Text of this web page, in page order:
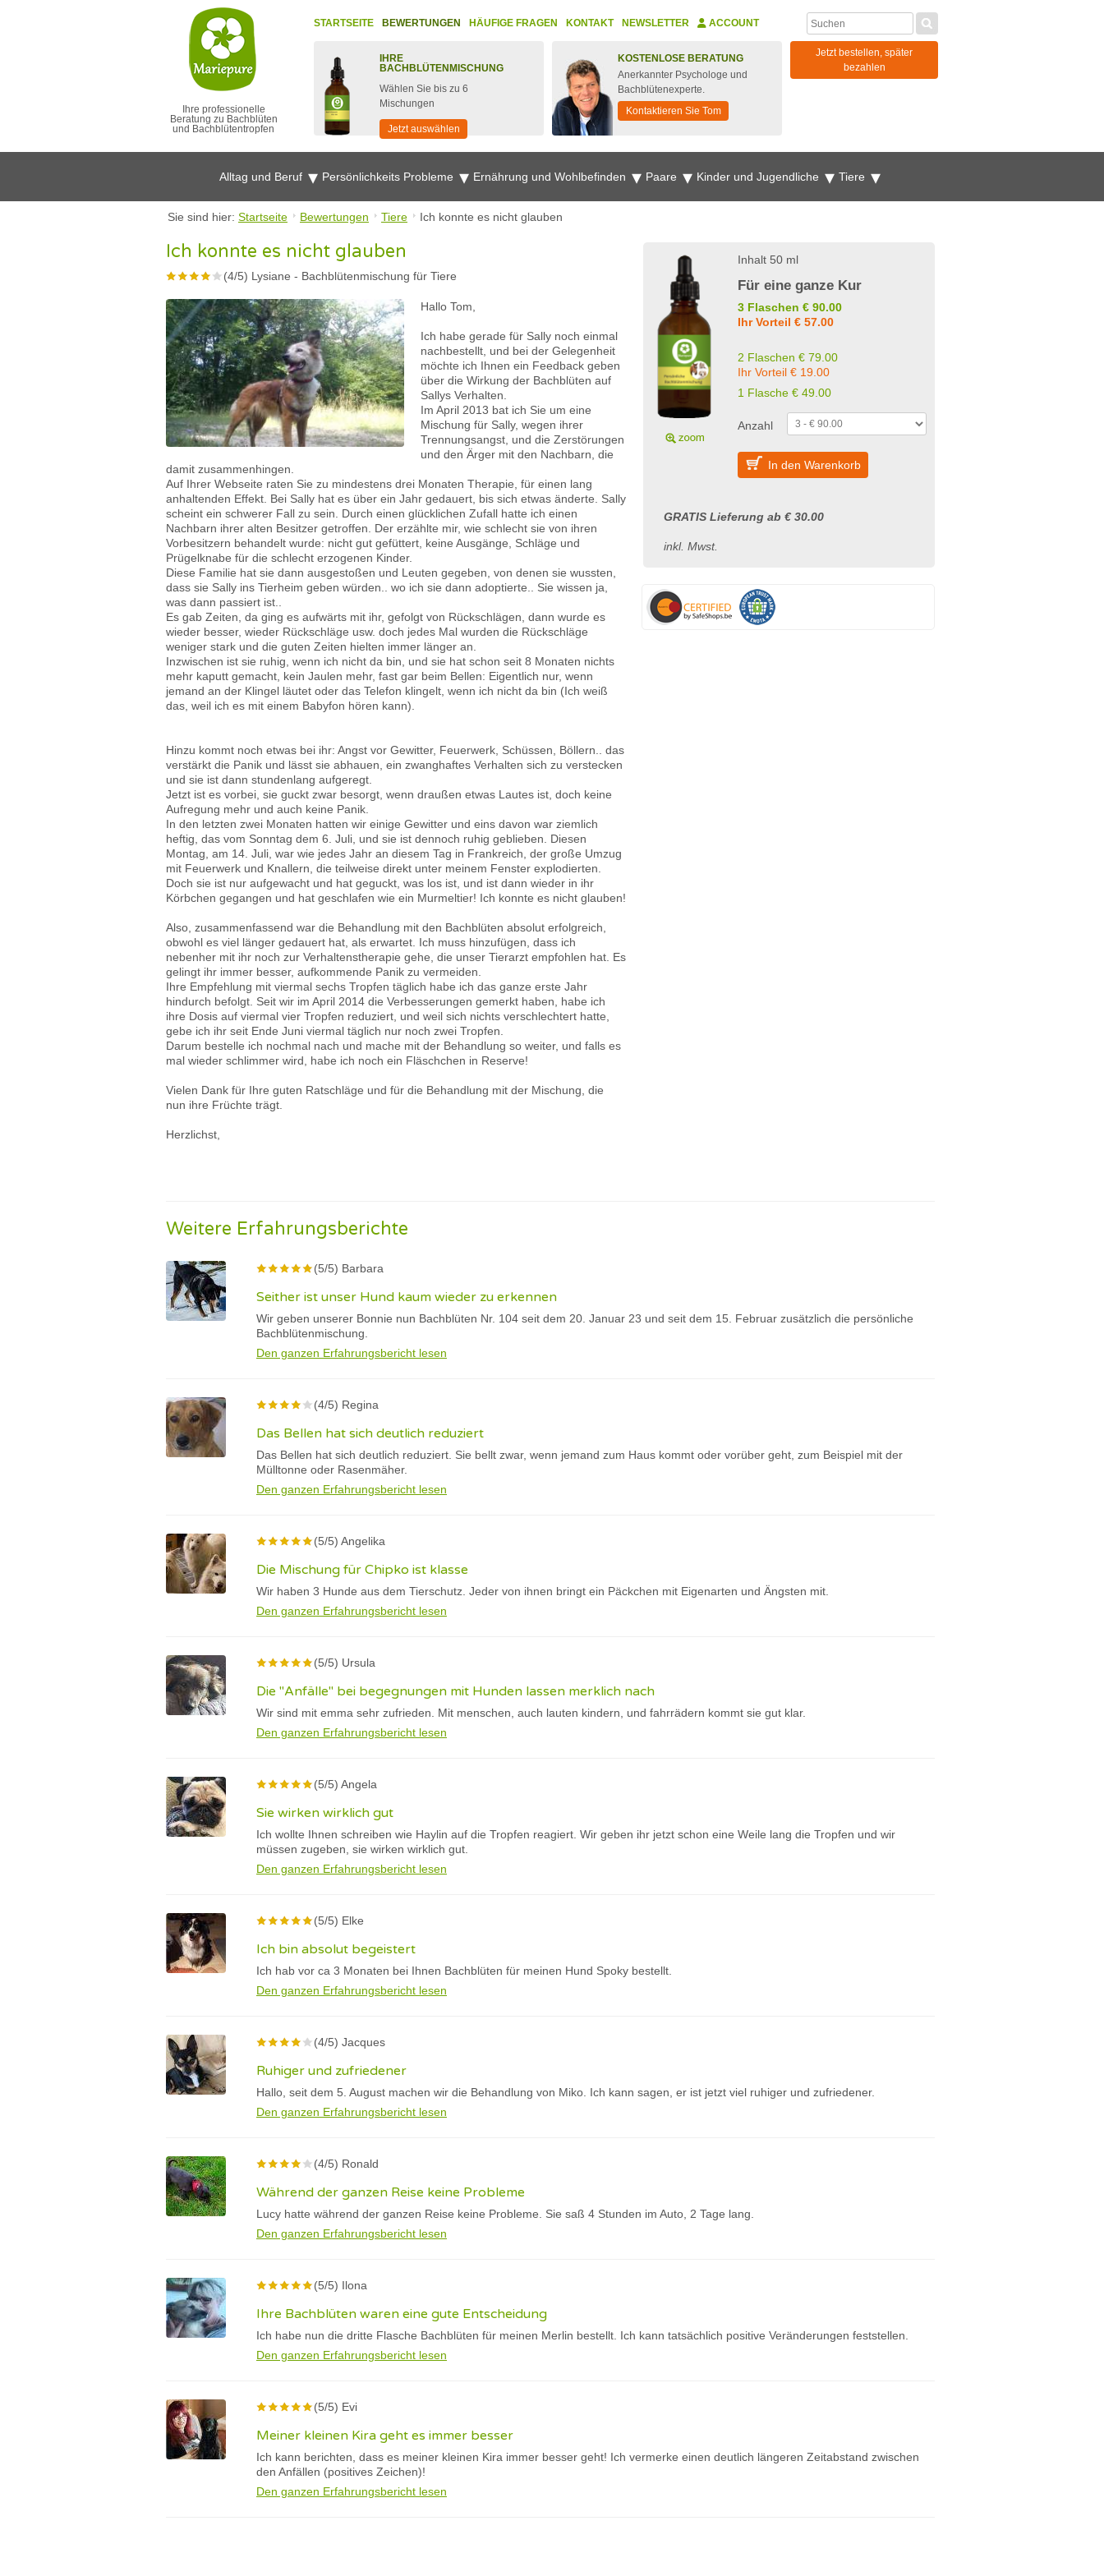
Ihre professionelle
Beratung zu Bachblüten
und Bachblütentropfen
STARTSEITE BEWERTUNGEN HÄUFIGE FRAGEN KONTAKT NEWSLETTER ACCOUNT
IHRE
BACHBLÜTENMISCHUNG
Wählen Sie bis zu 6
Mischungen
Jetzt auswählen
KOSTENLOSE BERATUNG
Anerkannter Psychologe und
Bachblütenexperte.
Kontaktieren Sie Tom
Jetzt bestellen, später
bezahlen
Alltag und Beruf Persönlichkeits Probleme Ernährung und Wohlbefinden Paare Kinder und Jugendliche Tiere
Sie sind hier: Startseite Bewertungen Tiere Ich konnte es nicht glauben
Ich konnte es nicht glauben
(4/5) Lysiane - Bachblütenmischung für Tiere
Hallo Tom,
Ich habe gerade für Sally noch einmal
nachbestellt, und bei der Gelegenheit
möchte ich Ihnen ein Feedback geben
über die Wirkung der Bachblüten auf
Sallys Verhalten.
Im April 2013 bat ich Sie um eine
Mischung für Sally, wegen ihrer
Trennungsangst, und die Zerstörungen
und den Ärger mit den Nachbarn, die
damit zusammenhingen.
Auf Ihrer Webseite raten Sie zu mindestens drei Monaten Therapie, für einen lang
anhaltenden Effekt. Bei Sally hat es über ein Jahr gedauert, bis sich etwas änderte. Sally
scheint ein schwerer Fall zu sein. Durch einen glücklichen Zufall hatte ich einen
Nachbarn ihrer alten Besitzer getroffen. Der erzählte mir, wie schlecht sie von ihren
Vorbesitzern behandelt wurde: nicht gut gefüttert, keine Ausgänge, Schläge und
Prügelknabe für die schlecht erzogenen Kinder.
Diese Familie hat sie dann ausgestoßen und Leuten gegeben, von denen sie wussten,
dass sie Sally ins Tierheim geben würden.. wo ich sie dann adoptierte.. Sie wissen ja,
was dann passiert ist..
Es gab Zeiten, da ging es aufwärts mit ihr, gefolgt von Rückschlägen, dann wurde es
wieder besser, wieder Rückschläge usw. doch jedes Mal wurden die Rückschläge
weniger stark und die guten Zeiten hielten immer länger an.
Inzwischen ist sie ruhig, wenn ich nicht da bin, und sie hat schon seit 8 Monaten nichts
mehr kaputt gemacht, kein Jaulen mehr, fast gar beim Bellen: Eigentlich nur, wenn
jemand an der Klingel läutet oder das Telefon klingelt, wenn ich nicht da bin (Ich weiß
das, weil ich es mit einem Babyfon hören kann).
Hinzu kommt noch etwas bei ihr: Angst vor Gewitter, Feuerwerk, Schüssen, Böllern.. das
verstärkt die Panik und lässt sie abhauen, ein zwanghaftes Verhalten sich zu verstecken
und sie ist dann stundenlang aufgeregt.
Jetzt ist es vorbei, sie guckt zwar besorgt, wenn draußen etwas Lautes ist, doch keine
Aufregung mehr und auch keine Panik.
In den letzten zwei Monaten hatten wir einige Gewitter und eins davon war ziemlich
heftig, das vom Sonntag dem 6. Juli, und sie ist dennoch ruhig geblieben. Diesen
Montag, am 14. Juli, war wie jedes Jahr an diesem Tag in Frankreich, der große Umzug
mit Feuerwerk und Knallern, die teilweise direkt unter meinem Fenster explodierten.
Doch sie ist nur aufgewacht und hat geguckt, was los ist, und ist dann wieder in ihr
Körbchen gegangen und hat geschlafen wie ein Murmeltier! Ich konnte es nicht glauben!
Also, zusammenfassend war die Behandlung mit den Bachblüten absolut erfolgreich,
obwohl es viel länger gedauert hat, als erwartet. Ich muss hinzufügen, dass ich
nebenher mit ihr noch zur Verhaltenstherapie gehe, die unser Tierarzt empfohlen hat. Es
gelingt ihr immer besser, aufkommende Panik zu vermeiden.
Ihre Empfehlung mit viermal sechs Tropfen täglich habe ich das ganze erste Jahr
hindurch befolgt. Seit wir im April 2014 die Verbesserungen gemerkt haben, habe ich
ihre Dosis auf viermal vier Tropfen reduziert, und weil sich nichts verschlechtert hatte,
gebe ich ihr seit Ende Juni viermal täglich nur noch zwei Tropfen.
Darum bestelle ich nochmal nach und mache mit der Behandlung so weiter, und falls es
mal wieder schlimmer wird, habe ich noch ein Fläschchen in Reserve!
Vielen Dank für Ihre guten Ratschläge und für die Behandlung mit der Mischung, die
nun ihre Früchte trägt.
Herzlichst,
Inhalt 50 ml
Für eine ganze Kur
3 Flaschen € 90.00
Ihr Vorteil € 57.00
2 Flaschen € 79.00
Ihr Vorteil € 19.00
1 Flasche € 49.00
Anzahl
In den Warenkorb
GRATIS Lieferung ab € 30.00
inkl. Mwst.
Weitere Erfahrungsberichte
(5/5) Barbara
Seither ist unser Hund kaum wieder zu erkennen
Wir geben unserer Bonnie nun Bachblüten Nr. 104 seit dem 20. Januar 23 und seit dem 15. Februar zusätzlich die persönliche
Bachblütenmischung.
Den ganzen Erfahrungsbericht lesen
(4/5) Regina
Das Bellen hat sich deutlich reduziert
Das Bellen hat sich deutlich reduziert. Sie bellt zwar, wenn jemand zum Haus kommt oder vorüber geht, zum Beispiel mit der
Mülltonne oder Rasenmäher.
Den ganzen Erfahrungsbericht lesen
(5/5) Angelika
Die Mischung für Chipko ist klasse
Wir haben 3 Hunde aus dem Tierschutz. Jeder von ihnen bringt ein Päckchen mit Eigenarten und Ängsten mit.
Den ganzen Erfahrungsbericht lesen
(5/5) Ursula
Die "Anfälle" bei begegnungen mit Hunden lassen merklich nach
Wir sind mit emma sehr zufrieden. Mit menschen, auch lauten kindern, und fahrrädern kommt sie gut klar.
Den ganzen Erfahrungsbericht lesen
(5/5) Angela
Sie wirken wirklich gut
Ich wollte Ihnen schreiben wie Haylin auf die Tropfen reagiert. Wir geben ihr jetzt schon eine Weile lang die Tropfen und wir
müssen zugeben, sie wirken wirklich gut.
Den ganzen Erfahrungsbericht lesen
(5/5) Elke
Ich bin absolut begeistert
Ich hab vor ca 3 Monaten bei Ihnen Bachblüten für meinen Hund Spoky bestellt.
Den ganzen Erfahrungsbericht lesen
(4/5) Jacques
Ruhiger und zufriedener
Hallo, seit dem 5. August machen wir die Behandlung von Miko. Ich kann sagen, er ist jetzt viel ruhiger und zufriedener.
Den ganzen Erfahrungsbericht lesen
(4/5) Ronald
Während der ganzen Reise keine Probleme
Lucy hatte während der ganzen Reise keine Probleme. Sie saß 4 Stunden im Auto, 2 Tage lang.
Den ganzen Erfahrungsbericht lesen
(5/5) Ilona
Ihre Bachblüten waren eine gute Entscheidung
Ich habe nun die dritte Flasche Bachblüten für meinen Merlin bestellt. Ich kann tatsächlich positive Veränderungen feststellen.
Den ganzen Erfahrungsbericht lesen
(5/5) Evi
Meiner kleinen Kira geht es immer besser
Ich kann berichten, dass es meiner kleinen Kira immer besser geht! Ich vermerke einen deutlich längeren Zeitabstand zwischen
den Anfällen (positives Zeichen)!
Den ganzen Erfahrungsbericht lesen